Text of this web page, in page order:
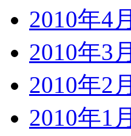
2010年4月
2010年3月
2010年2月
2010年1月